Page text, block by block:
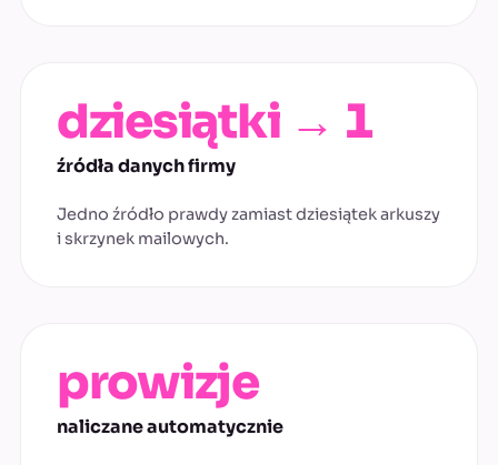
dziesiątki → 1
źródła danych firmy
Jedno źródło prawdy zamiast dziesiątek arkuszy
i skrzynek mailowych.
prowizje
naliczane automatycznie